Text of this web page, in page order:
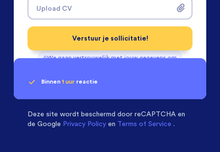
Upload CV
We gaan vertrouwelijk met jouw gegevens om
Verstuur je sollicitatie!
Binnen 1 uur reactie
Deze site wordt beschermd door reCAPTCHA en
de Google Privacy Policy en Terms of Service .